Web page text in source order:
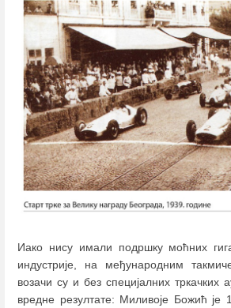
Иако нису имали подршку моћних
индустрије, на међународним
возачи су и без специјалних тркачких
вредне резултате: Миливоје Божић је